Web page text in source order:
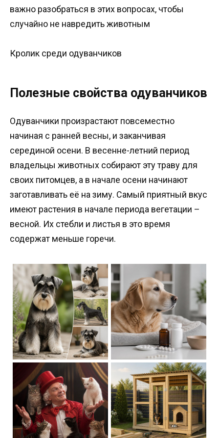
важно разобраться в этих вопросах, чтобы
случайно не навредить животным
Кролик среди одуванчиков
Полезные свойства одуванчиков
Одуванчики произрастают повсеместно
начиная с ранней весны, и заканчивая
серединой осени. В весенне-летний период
владельцы животных собирают эту траву для
своих питомцев, а в начале осени начинают
заготавливать её на зиму. Самый приятный вкус
имеют растения в начале периода вегетации –
весной. Их стебли и листья в это время
содержат меньше горечи.